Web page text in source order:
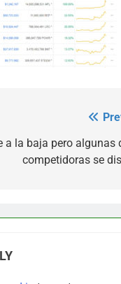
a la baja pero algunas
competidoras se